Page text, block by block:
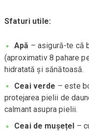
Sfaturi utile:
Apă – asigură-te că
(aproximativ 8 pahare
hidratată și sănătoasă.
Ceai verde – este
protejarea pielii de
calmant asupra pielii.
Ceai de mușețel –